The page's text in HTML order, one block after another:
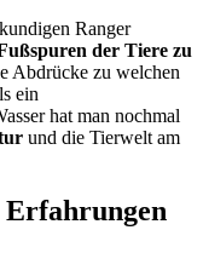
Ranger
der Tiere zu
Abdrücke zu welchen
ein
hat man nochmal
und die Tierwelt am